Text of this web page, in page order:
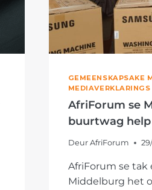
GEMEENSKAPSAKE
MEDIAVERKLARINGS
AfriForum se
buurtwag
Deur AfriForum
AfriForum se
Middelburg het